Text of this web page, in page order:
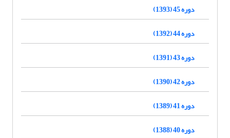
دوره 45 (1393)
دوره 44 (1392)
دوره 43 (1391)
دوره 42 (1390)
دوره 41 (1389)
دوره 40 (1388)